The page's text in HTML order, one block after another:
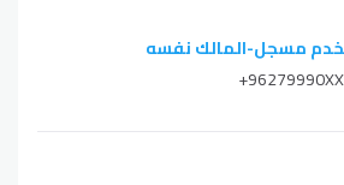
مسجل-المالك نفسه